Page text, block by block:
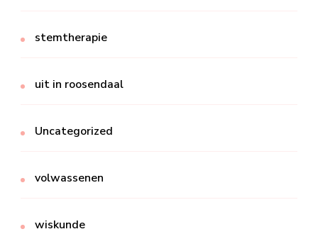
stemtherapie
uit in roosendaal
Uncategorized
volwassenen
wiskunde